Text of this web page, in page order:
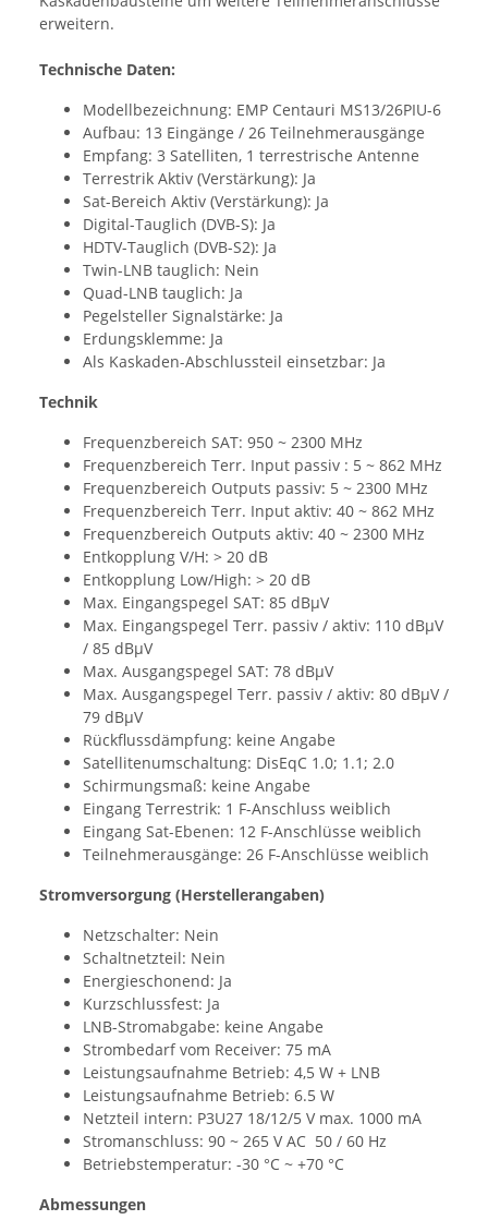
erweitern.
Technische Daten:
Modellbezeichnung: EMP Centauri MS13/26PIU-6
Aufbau: 13 Eingänge / 26 Teilnehmerausgänge
Empfang: 3 Satelliten, 1 terrestrische Antenne
Terrestrik Aktiv (Verstärkung): Ja
Sat-Bereich Aktiv (Verstärkung): Ja
Digital-Tauglich (DVB-S): Ja
HDTV-Tauglich (DVB-S2): Ja
Twin-LNB tauglich: Nein
Quad-LNB tauglich: Ja
Pegelsteller Signalstärke: Ja
Erdungsklemme: Ja
Als Kaskaden-Abschlussteil einsetzbar: Ja
Technik
Frequenzbereich SAT: 950 ~ 2300 MHz
Frequenzbereich Terr. Input passiv : 5 ~ 862 MHz
Frequenzbereich Outputs passiv: 5 ~ 2300 MHz
Frequenzbereich Terr. Input aktiv: 40 ~ 862 MHz
Frequenzbereich Outputs aktiv: 40 ~ 2300 MHz
Entkopplung V/H: > 20 dB
Entkopplung Low/High: > 20 dB
Max. Eingangspegel SAT: 85 dBµV
Max. Eingangspegel Terr. passiv / aktiv: 110 dBµV
/ 85 dBµV
Max. Ausgangspegel SAT: 78 dBµV
Max. Ausgangspegel Terr. passiv / aktiv: 80 dBµV /
79 dBµV
Rückflussdämpfung: keine Angabe
Satellitenumschaltung: DisEqC 1.0; 1.1; 2.0
Schirmungsmaß: keine Angabe
Eingang Terrestrik: 1 F-Anschluss weiblich
Eingang Sat-Ebenen: 12 F-Anschlüsse weiblich
Teilnehmerausgänge: 26 F-Anschlüsse weiblich
Stromversorgung (Herstellerangaben)
Netzschalter: Nein
Schaltnetzteil: Nein
Energieschonend: Ja
Kurzschlussfest: Ja
LNB-Stromabgabe: keine Angabe
Strombedarf vom Receiver: 75 mA
Leistungsaufnahme Betrieb: 4,5 W + LNB
Leistungsaufnahme Betrieb: 6.5 W
Netzteil intern: P3U27 18/12/5 V max. 1000 mA
Stromanschluss: 90 ~ 265 V AC 50 / 60 Hz
Betriebstemperatur: -30 °C ~ +70 °C
Abmessungen